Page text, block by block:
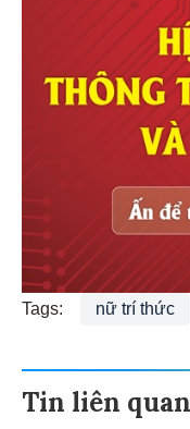
Tags: nữ trí thức
Tin liên quan